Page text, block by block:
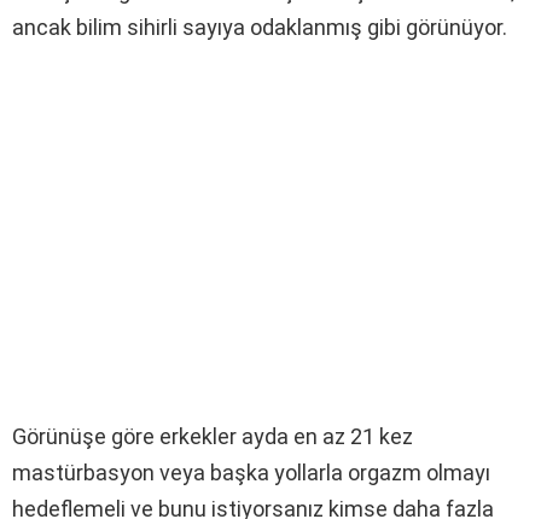
ancak bilim sihirli sayıya odaklanmış gibi görünüyor.
Görünüşe göre erkekler ayda en az 21 kez
mastürbasyon veya başka yollarla orgazm olmayı
hedeflemeli ve bunu istiyorsanız kimse daha fazla